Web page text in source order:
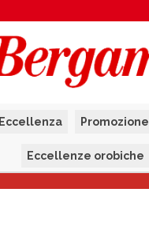
Eccellenza Promozione
Eccellenze orobiche